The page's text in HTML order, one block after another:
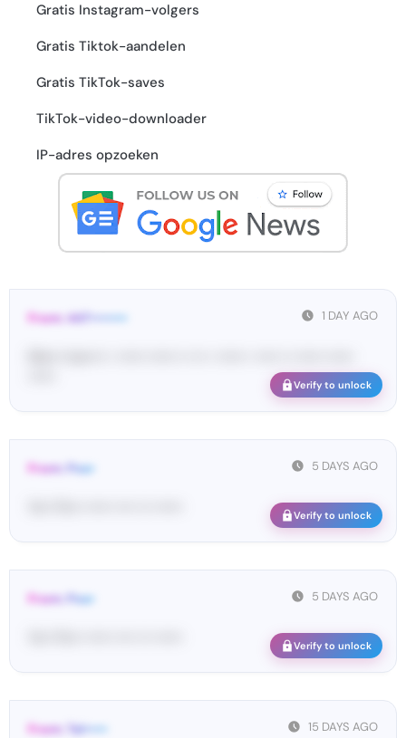
Gratis Instagram-volgers
Gratis Tiktok-aandelen
Gratis TikTok-saves
TikTok-video-downloader
IP-adres opzoeken
1 DAY AGO
From: 447••••••••
Verify to unlock
5 DAYS AGO
From: Pos•
Verify to unlock
5 DAYS AGO
From: Pos•
Verify to unlock
15 DAYS AGO
From: Tel•••••